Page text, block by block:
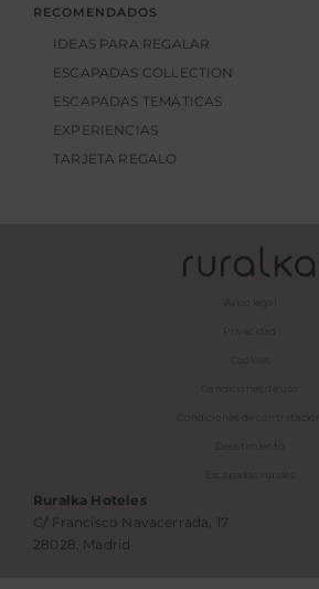
RECOMENDADOS
IDEAS PARA REGALAR
ESCAPADAS COLLECTION
ESCAPADAS TEMÁTICAS
EXPERIENCIAS
TARJETA REGALO
Aviso legal
Privacidad
Cookies
Condiciones de uso
Condiciones de contratación
Desistimiento
Escapadas rurales
Ruralka Hoteles
C/ Francisco Navacerrada, 17
28028, Madrid